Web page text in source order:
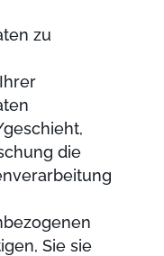
zu
die
Sie sie